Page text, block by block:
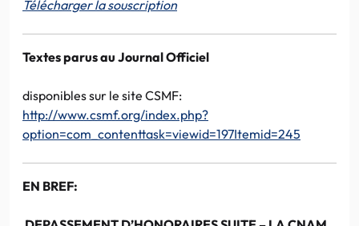
Télécharger la souscription
Textes parus au Journal Officiel
disponibles sur le site CSMF:
http://www.csmf.org/index.php?
option=com_contenttask=viewid=197Itemid=245
EN BREF: